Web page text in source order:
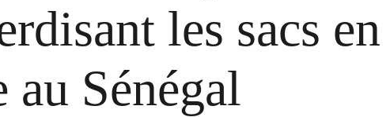
les sacs en
au Sénégal